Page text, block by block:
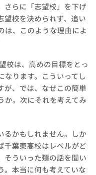
さらに「志望校」を下げ
望校を決められず、追い
は、このような理由によ
校は、高めの目標をとっ
なります。こういってし
が、では、なぜこの簡単
か。次にそれを考えてみ
るかもしれません。しか
千葉東高校はレベルがど
ういった類の話を聞い
。本当に何も考えていな